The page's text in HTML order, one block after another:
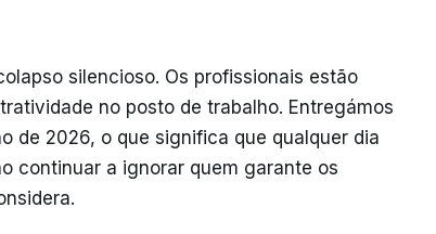
silencioso. Os profissionais estão
no posto de trabalho. Entregámos
de 2026, o que significa que qualquer dia
continuar a ignorar quem garante os